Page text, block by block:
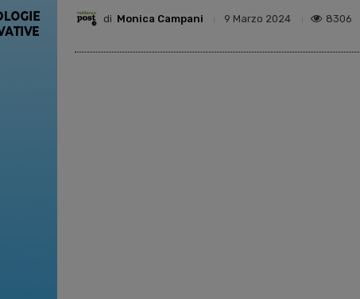
di Monica Campani 9 Marzo 2024 8306